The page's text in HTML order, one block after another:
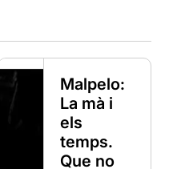
Malpelo:
La mà i
els
temps.
Que no